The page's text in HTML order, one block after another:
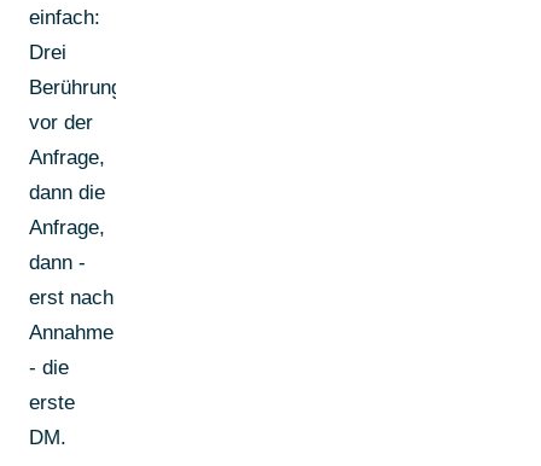
einfach:
Drei
Berührungspunkte
vor der
Anfrage,
dann die
Anfrage,
dann -
erst nach
Annahme
- die
erste
DM.